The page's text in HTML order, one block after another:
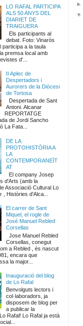
LO RAFAL PARTICIPA
ALS 50 ANYS DEL
DIARIET DE
TRAIGUERA
Els participants al
debat. Foto: Vinaròs
participa a la taula
premsa local amb
d'...
II Aplec de
Despertadors i
Aurorers de la Diòcesi
de Tortosa
Despertada de Sant
Antoni. Alcanar
de Jordi Sancho
La Fata...
DE LA
PROTOHISTÒRIA A
LA
CONTEMPORANEÏT
AT
El company Josep
d'Arts (amb la
Associació Cultural Lo
, Històries d'Alca...
El carrer de Sant
Miquel, el rogle de
José Manuel Rebled
Corsellas
Jose Manuel Rebled
Corsellas, conegut
a Rebled , és nascut
encara que
la major...
Inauguració del blog
de Lo Rafal
Benvolguts lectors i
col·laboradors, ja
disposem de blog per
a publicar la
Rafal! Lo Rafal ja està
►
▼